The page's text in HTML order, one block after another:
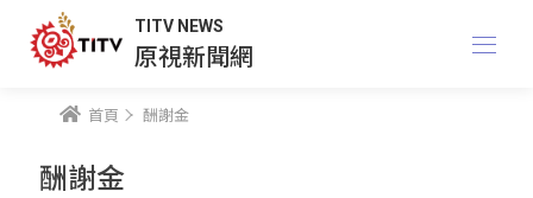
TITV NEWS
原視新聞網
首頁 酬謝金
酬謝金